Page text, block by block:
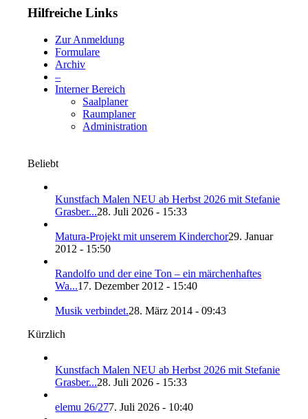
Hilfreiche Links
Zur Anmeldung
Formulare
Archiv
–
Interner Bereich
Saalplaner
Raumplaner
Administration
Beliebt
Kunstfach Malen NEU ab Herbst 2026 mit Stefanie
Grasber...28. Juli 2026 - 15:33
Matura-Projekt mit unserem Kinderchor29. Januar
2012 - 15:50
Randolfo und der eine Ton – ein märchenhaftes
Wa...17. Dezember 2012 - 15:40
Musik verbindet.28. März 2014 - 09:43
Kürzlich
Kunstfach Malen NEU ab Herbst 2026 mit Stefanie
Grasber...28. Juli 2026 - 15:33
elemu 26/277. Juli 2026 - 10:40